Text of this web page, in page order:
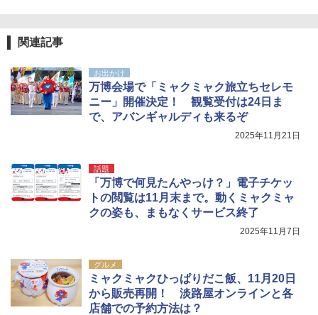
関連記事
お出かけ
万博会場で「ミャクミャク旅立ちセレモ
ニー」開催決定！ 観覧受付は24日ま
で、アバンギャルディも来るぞ
2025年11月21日
話題
「万博で何見たんやっけ？」電子チケッ
トの閲覧は11月末まで。動くミャクミャ
クの姿も、まもなくサービス終了
2025年11月7日
グルメ
ミャクミャクひっぱりだこ飯、11月20日
から販売再開！ 淡路屋オンラインと各
店舗での予約方法は？